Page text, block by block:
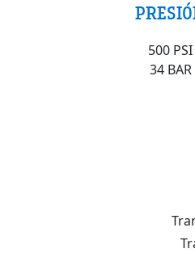
500 PSI
34 BAR